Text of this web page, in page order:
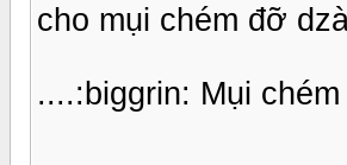
cho mụi chém đỡ
....:biggrin: Mụi